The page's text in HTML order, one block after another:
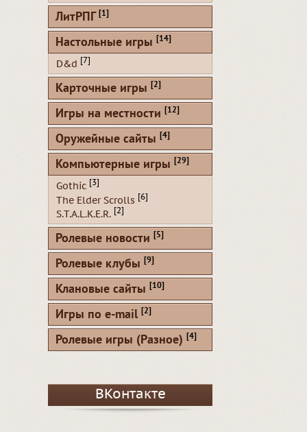
ЛитРПГ [1]
Настольные игры [14]
D&d [7]
Карточные игры [2]
Игры на местности [12]
Оружейные сайты [4]
Компьютерные игры [29]
Gothic [3]
The Elder Scrolls [6]
S.T.A.L.K.E.R. [2]
Ролевые новости [5]
Ролевые клубы [9]
Клановые сайты [10]
Игры по e-mail [2]
Ролевые игры (Разное) [4]
ВКонтакте